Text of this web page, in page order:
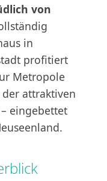
von
in
profitiert
Metropole
attraktiven
eingebettet